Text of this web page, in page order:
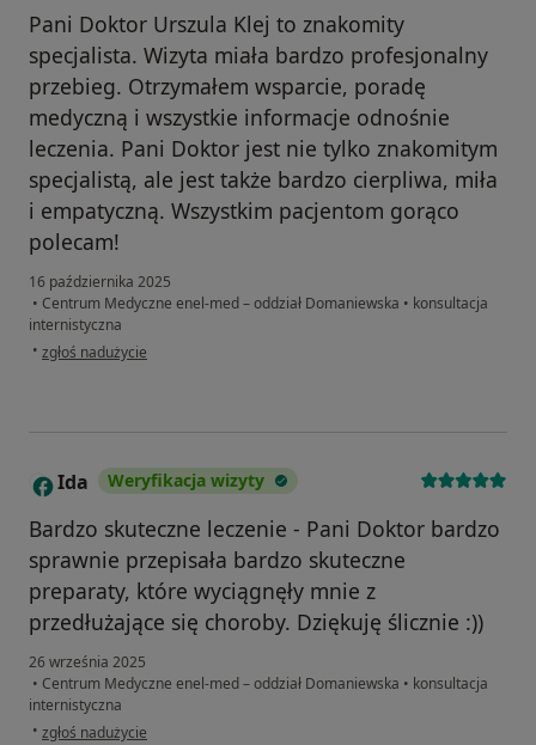
Pani Doktor Urszula Klej to znakomity
specjalista. Wizyta miała bardzo profesjonalny
przebieg. Otrzymałem wsparcie, poradę
medyczną i wszystkie informacje odnośnie
leczenia. Pani Doktor jest nie tylko znakomitym
specjalistą, ale jest także bardzo cierpliwa, miła
i empatyczną. Wszystkim pacjentom gorąco
polecam!
16 października 2025
• Centrum Medyczne enel-med – oddział Domaniewska • konsultacja
internistyczna
• w opinii użytkownika Paweł
zgłoś nadużycie
I Ida Weryfikacja wizyty
Bardzo skuteczne leczenie - Pani Doktor bardzo
sprawnie przepisała bardzo skuteczne
preparaty, które wyciągnęły mnie z
przedłużające się choroby. Dziękuję ślicznie :))
26 września 2025
• Centrum Medyczne enel-med – oddział Domaniewska • konsultacja
internistyczna
• w opinii użytkownika Ida
zgłoś nadużycie